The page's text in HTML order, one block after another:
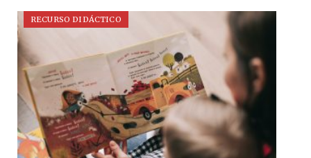
RECURSO DIDÁCTICO